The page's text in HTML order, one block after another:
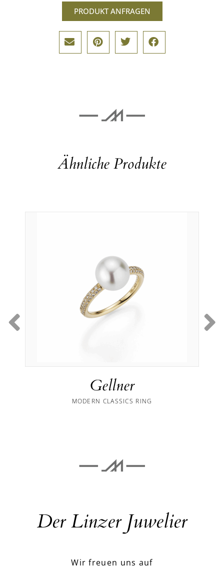
PRODUKT ANFRAGEN
Ähnliche Produkte
Gellner
MODERN CLASSICS RING
Der Linzer Juwelier
Wir freuen uns auf